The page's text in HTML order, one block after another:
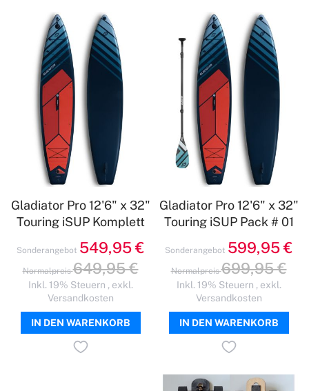
Gladiator Pro 12'6" x 32"
Touring iSUP Komplett
Sonderangebot 549,95 €
Normalpreis 649,95 €
Inkl. 19% Steuern , exkl.
Versandkosten
IN DEN WARENKORB
Gladiator Pro 12'6" x 32"
Touring iSUP Pack # 01
Sonderangebot 599,95 €
Normalpreis 699,95 €
Inkl. 19% Steuern , exkl.
Versandkosten
IN DEN WARENKORB